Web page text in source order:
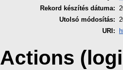
Rekord készítés dátuma:
Utolsó módosítás:
URI:
Actions